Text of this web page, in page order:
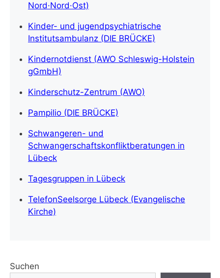
Nord·Nord·Ost)
Kinder- und jugendpsychiatrische
Institutsambulanz (DIE BRÜCKE)
Kindernotdienst (AWO Schleswig-Holstein
gGmbH)
Kinderschutz-Zentrum (AWO)
Pampilio (DIE BRÜCKE)
Schwangeren- und
Schwangerschaftskonfliktberatungen in
Lübeck
Tagesgruppen in Lübeck
TelefonSeelsorge Lübeck (Evangelische
Kirche)
Suchen